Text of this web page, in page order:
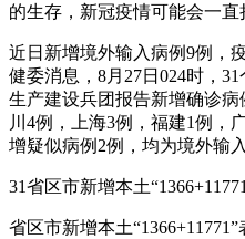
的生存，新冠疫情可能会一直
近日新增境外输入病例9例，
健委消息，8月27日024时，
生产建设兵团报告新增确诊
川4例，上海3例，福建1例，
增疑似病例2例，均为境外输
31省区市新增本土
省区市新增本土